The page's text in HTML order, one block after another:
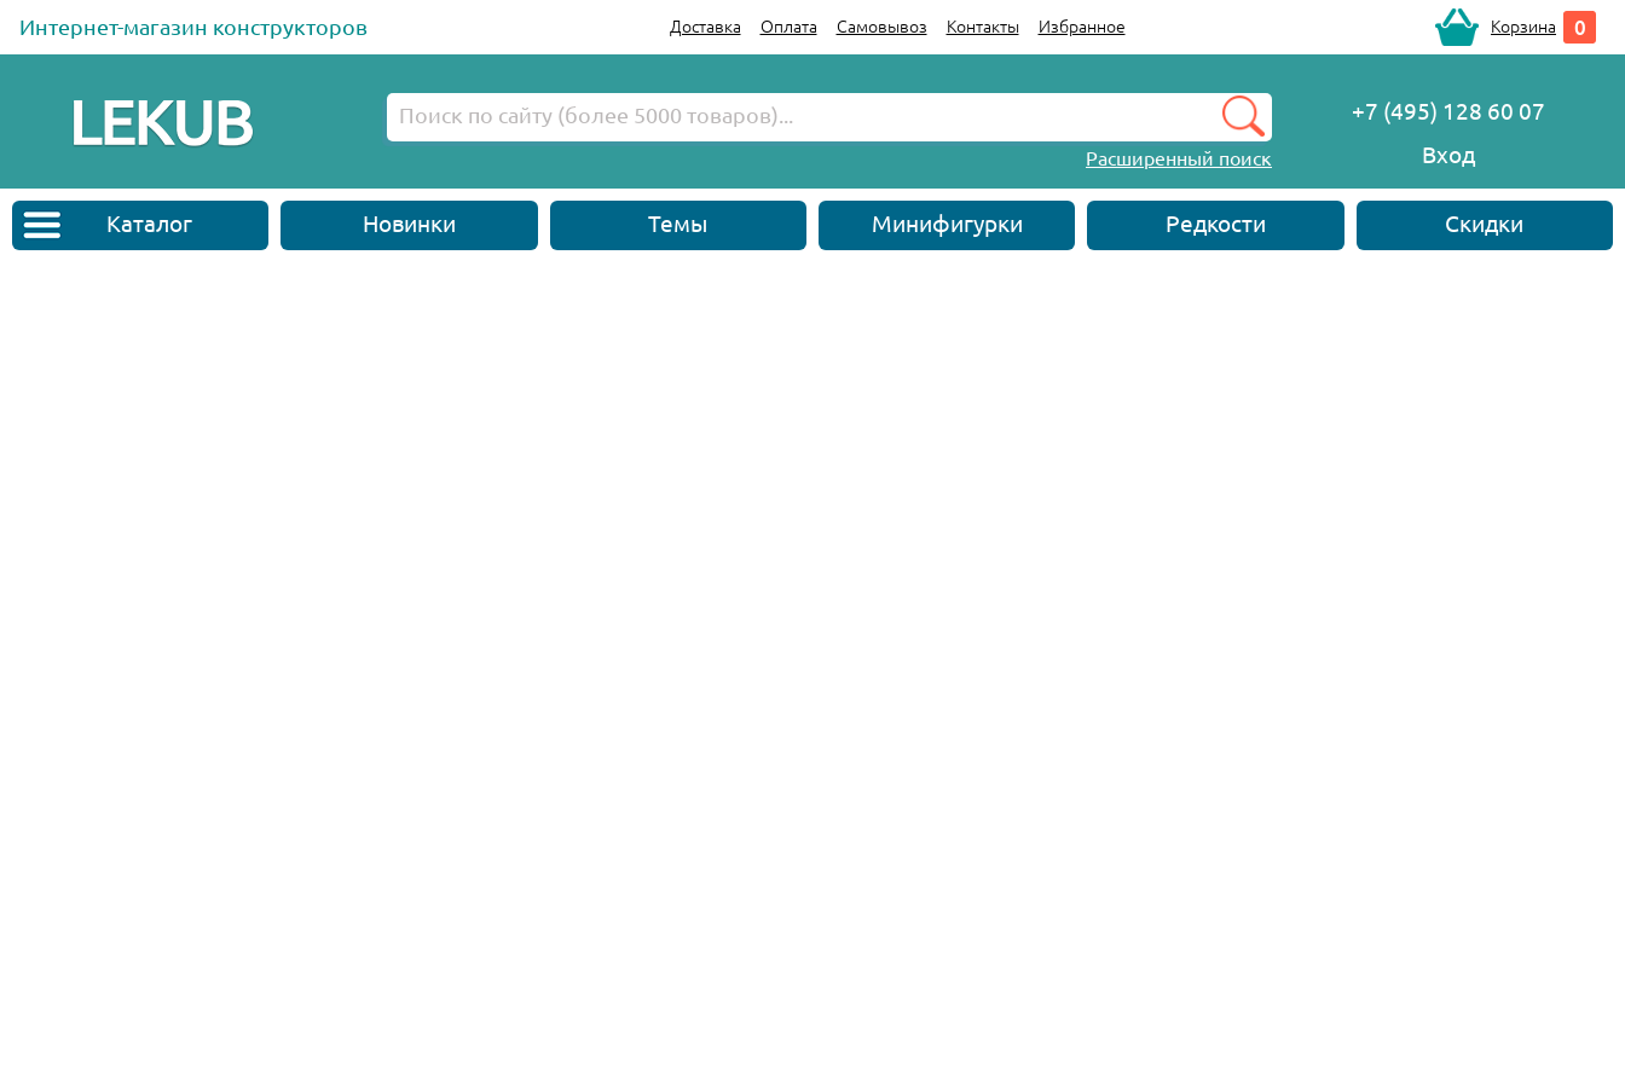
Интернет-магазин конструкторов Доставка Оплата Самовывоз Контакты Избранное Корзина 0
Расширенный поиск
+7 (495) 128 60 07
Вход
Каталог Новинки Темы Минифигурки Редкости Скидки